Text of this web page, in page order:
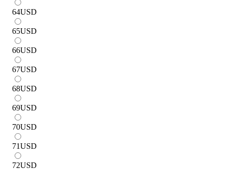
64USD
65USD
66USD
67USD
68USD
69USD
70USD
71USD
72USD